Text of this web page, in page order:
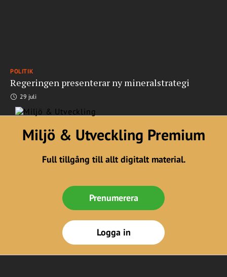
POLITIK
Regeringen presenterar ny mineralstrategi
29 juli
Miljö & Utveckling Premium
Full tillgång till allt digitalt material.
Prenumerera
Logga in